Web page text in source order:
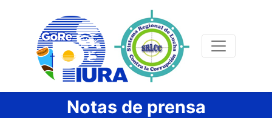
Notas de prensa